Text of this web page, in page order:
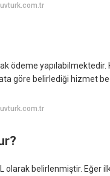
ödeme yapılabilmektedir.
göre belirlediği hizmet
olarak belirlenmiştir. Eğer